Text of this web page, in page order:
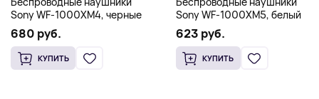
Sony WF-1000XM4, черные
680 руб.
КУПИТЬ
Sony WF-1000XM5, белый
623 руб.
КУПИТЬ